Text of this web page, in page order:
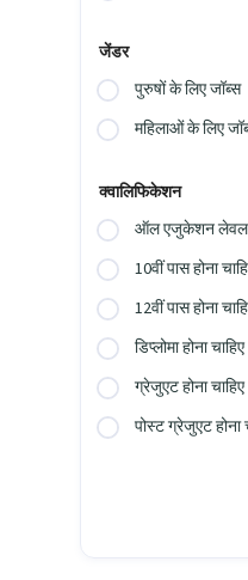
जेंडर
पुरुषों के लिए जॉब्स
महिलाओं के लिए
क्वालिफिकेशन
ऑल एजुकेशन लेवल
10वीं पास होना
12वीं पास होना
डिप्लोमा होना चाहिए
ग्रेजुएट होना चाहिए
पोस्ट ग्रेजुएट होना